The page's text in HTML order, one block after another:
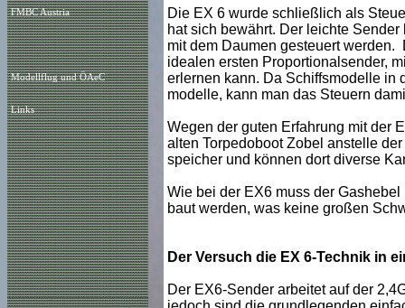
FMBC Austria
Modellflug und ÖAeC
Links
Die EX 6 wurde schließlich als
hat sich bewährt. Der leichte
mit dem Daumen gesteuert
idealen ersten Proportionalsender,
erlernen kann. Da Schiffsmodelle in
modelle, kann man das Steuern
Wegen der guten Erfahrung mit der
alten Torpedoboot Zobel anstelle
speicher und können dort diverse
Wie bei der EX6 muss der
baut werden, was keine großen
Der Versuch die EX 6-Technik in
Der EX6-Sender arbeitet auf der